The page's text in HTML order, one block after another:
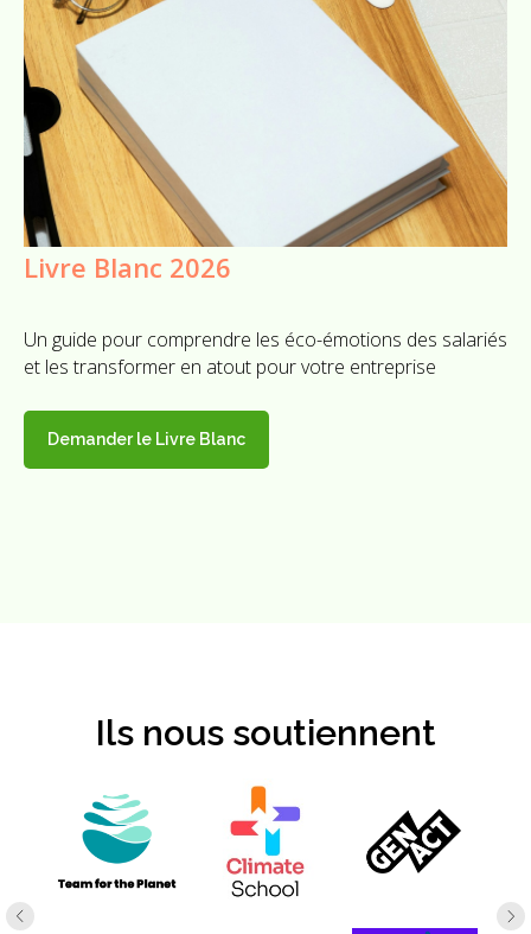
Livre Blanc 2026
Un guide pour comprendre les éco-émotions des salariés
et les transformer en atout pour votre entreprise
Demander le Livre Blanc
Ils nous soutiennent